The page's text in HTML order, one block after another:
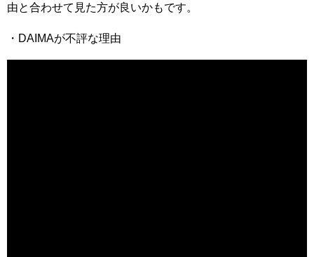
由と合わせて見た方が良いかもです。
・DAIMAが不評な理由